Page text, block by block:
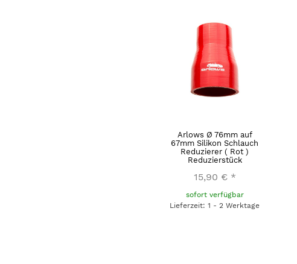
Arlows Ø 76mm auf
67mm Silikon Schlauch
Reduzierer ( Rot )
Reduzierstück
15,90 € *
sofort verfügbar
Lieferzeit: 1 - 2 Werktage